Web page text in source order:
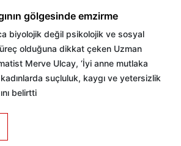
gölgesinde emzirme
biyolojik değil psikolojik ve sosyal
olduğuna dikkat çeken Uzman
Merve Ulcay, ‘İyi anne mutlaka
kadınlarda suçluluk, kaygı ve yetersizlik
belirtti